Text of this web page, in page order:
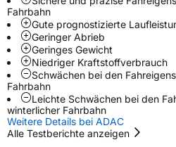
EffizienzD
Nasshaftung C
Rollgeräusch (Klasse)
Rollgeräusch (dB) 72
Fahrbahn
Gute prognostizierte
Geringer Abrieb
Geringes Gewicht
Niedriger Kraftstoffverbrauch
Schwächen bei den
Fahrbahn
Leichte Schwächen bei den
winterlicher Fahrbahn
Weitere Details bei ADAC
Alle Testberichte anzeigen